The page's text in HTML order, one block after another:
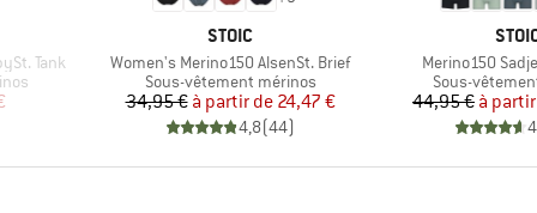
Tank
MARQUE
STOIC
Article
Women's Merino150 AlsenSt. Brief
Product group
Sous-vêtement mérinos
Prix
34,95 € Prix réduit
à partir de 24,47 €
4,8(44)
Article
Merino150
Product group
Sous-
44,95 € à